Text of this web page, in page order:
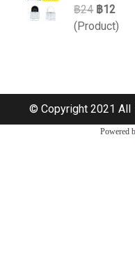
฿24 ฿12
(Product)
© Copyright 2021 All
Powered